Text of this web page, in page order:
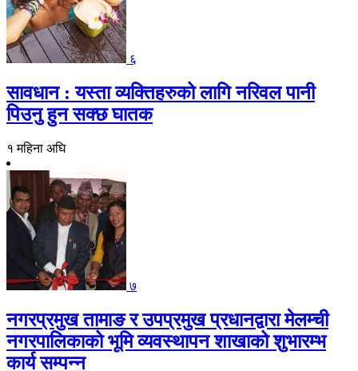
६
सावधान : यस्ता व्यक्तिहरुको लागि नरिवल पानी
पिउनु हुन सक्छ घातक
१ महिना अघि
७
नगरप्रमुख तामाङ र उपप्रमुख प्रधानद्वारा मेलम्ची
नगरपालिकाको भूमि व्यवस्थापन शाखाको शुभारम्भ
कार्य सम्पन्न